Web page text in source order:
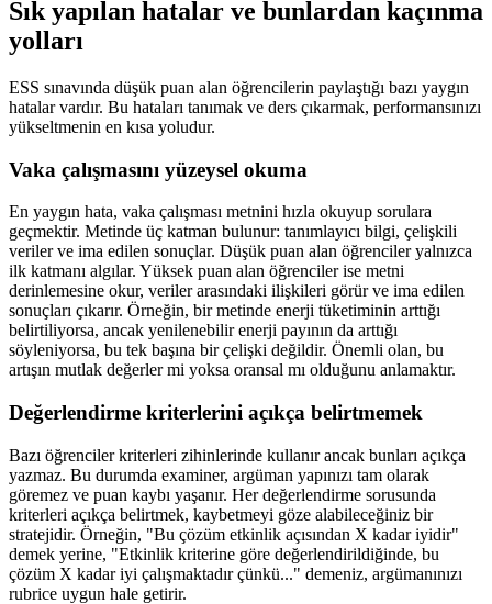
Sık yapılan hatalar ve bunlardan kaçınma
yolları
ESS sınavında düşük puan alan öğrencilerin paylaştığı bazı yaygın
hatalar vardır. Bu hataları tanımak ve ders çıkarmak, performansınızı
yükseltmenin en kısa yoludur.
Vaka çalışmasını yüzeysel okuma
En yaygın hata, vaka çalışması metnini hızla okuyup sorulara
geçmektir. Metinde üç katman bulunur: tanımlayıcı bilgi, çelişkili
veriler ve ima edilen sonuçlar. Düşük puan alan öğrenciler yalnızca
ilk katmanı algılar. Yüksek puan alan öğrenciler ise metni
derinlemesine okur, veriler arasındaki ilişkileri görür ve ima edilen
sonuçları çıkarır. Örneğin, bir metinde enerji tüketiminin arttığı
belirtiliyorsa, ancak yenilenebilir enerji payının da arttığı
söyleniyorsa, bu tek başına bir çelişki değildir. Önemli olan, bu
artışın mutlak değerler mi yoksa oransal mı olduğunu anlamaktır.
Değerlendirme kriterlerini açıkça belirtmemek
Bazı öğrenciler kriterleri zihinlerinde kullanır ancak bunları açıkça
yazmaz. Bu durumda examiner, argüman yapınızı tam olarak
göremez ve puan kaybı yaşanır. Her değerlendirme sorusunda
kriterleri açıkça belirtmek, kaybetmeyi göze alabileceğiniz bir
stratejidir. Örneğin, "Bu çözüm etkinlik açısından X kadar iyidir"
demek yerine, "Etkinlik kriterine göre değerlendirildiğinde, bu
çözüm X kadar iyi çalışmaktadır çünkü..." demeniz, argümanınızı
rubrice uygun hale getirir.